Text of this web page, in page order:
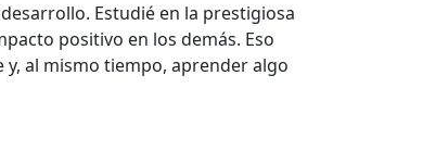
Estudié en la prestigiosa
positivo en los demás. Eso
al mismo tiempo, aprender algo